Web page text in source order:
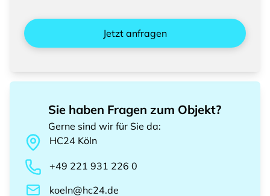
Jetzt anfragen
Sie haben Fragen zum Objekt?
Gerne sind wir für Sie da:
HC24 Köln
+49 221 931 226 0
koeln@hc24.de